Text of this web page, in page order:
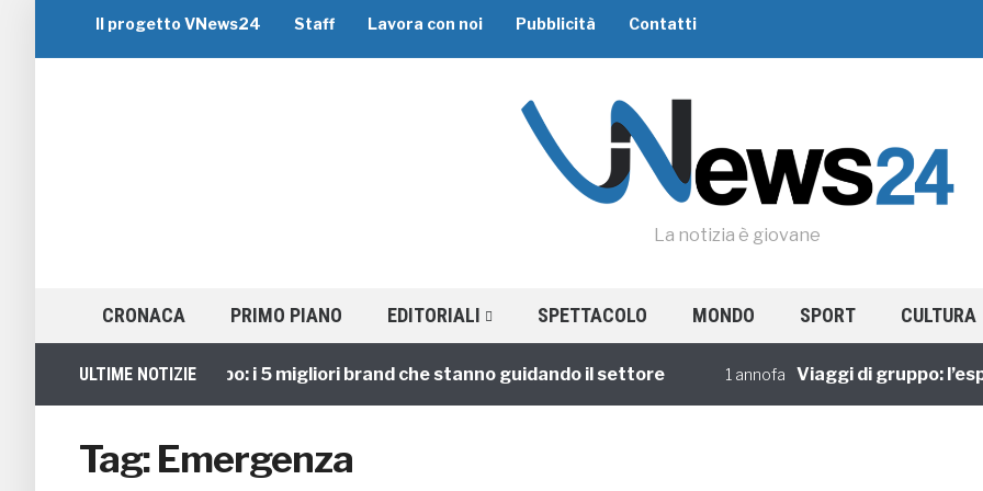
Il progetto VNews24 Staff Lavora con noi Pubblicità Contatti
La notizia è giovane
CRONACA PRIMO PIANO EDITORIALI SPETTACOLO MONDO SPORT CULTURA
ULTIME NOTIZIE
Viaggi di Gruppo: i 5 migliori brand che stanno guidando il settore 1 annofa Viaggi di gruppo:
Tag:Emergenza